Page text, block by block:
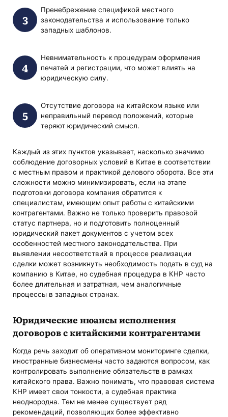
Пренебрежение спецификой местного
законодательства и использование только
западных шаблонов.
Невнимательность к процедурам оформления
печатей и регистрации, что может влиять на
юридическую силу.
Отсутствие договора на китайском языке или
неправильный перевод положений, которые
теряют юридический смысл.
Каждый из этих пунктов указывает, насколько значимо
соблюдение договорных условий в Китае в соответствии
с местным правом и практикой делового оборота. Все эти
сложности можно минимизировать, если на этапе
подготовки договора компания обратится к
специалистам, имеющим опыт работы с китайскими
контрагентами. Важно не только проверить правовой
статус партнера, но и подготовить полноценный
юридический пакет документов с учетом всех
особенностей местного законодательства. При
выявлении несоответствий в процессе реализации
сделки может возникнуть необходимость подать в суд на
компанию в Китае, но судебная процедура в КНР часто
более длительная и затратная, чем аналогичные
процессы в западных странах.
Юридические нюансы исполнения
договоров с китайскими контрагентами
Когда речь заходит об оперативном мониторинге сделки,
иностранные бизнесмены часто задаются вопросом, как
контролировать выполнение обязательств в рамках
китайского права. Важно понимать, что правовая система
КНР имеет свои тонкости, а судебная практика
неоднородна. Тем не менее существует ряд
рекомендаций, позволяющих более эффективно